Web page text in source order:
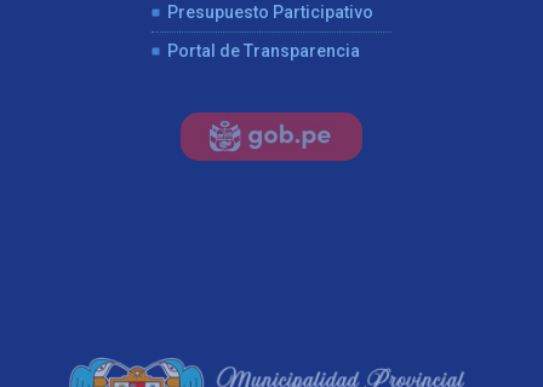
Presupuesto Participativo
Portal de Transparencia